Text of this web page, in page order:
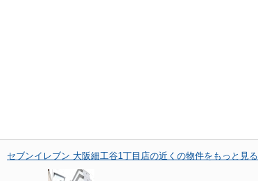
セブンイレブン 大阪細工谷1丁目店の近くの物件をもっと見る